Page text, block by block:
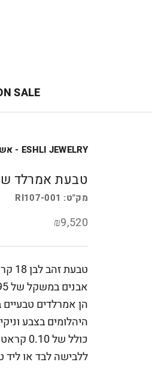
SALE
ESHLI JEWELRY - אשלי תכשיטים
טבעת אמרלד שתי
מק"ט: RI107-001
₪9,520
טבעת זהב לבן 18 קראט במשקל
אבנים במשקל של
הן אמרלדים
כולל של0.10
ללבישה לבד או